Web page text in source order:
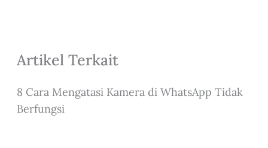
Artikel Terkait
8 Cara Mengatasi Kamera di WhatsApp Tidak
Berfungsi